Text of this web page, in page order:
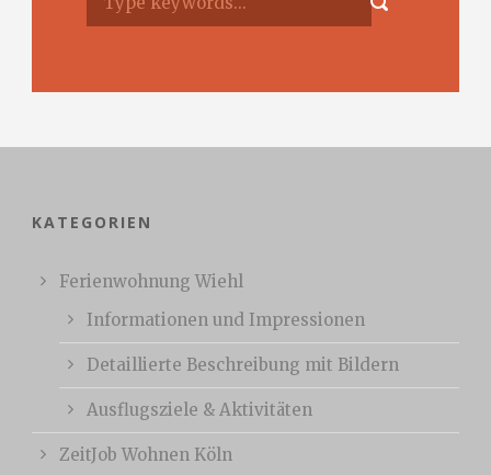
KATEGORIEN
Ferienwohnung Wiehl
Informationen und Impressionen
Detaillierte Beschreibung mit Bildern
Ausflugsziele & Aktivitäten
ZeitJob Wohnen Köln